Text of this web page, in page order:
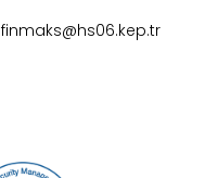
finmaks@hs06.kep.tr